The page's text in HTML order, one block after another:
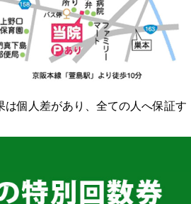
個人差があり、全ての人へ保証す